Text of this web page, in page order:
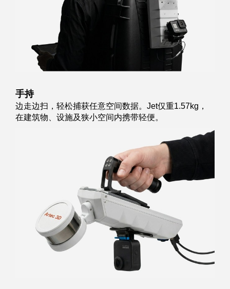
手持
边走边扫，轻松捕获任意空间数据。Jet仅重1.57kg，
在建筑物、设施及狭小空间内携带轻便。